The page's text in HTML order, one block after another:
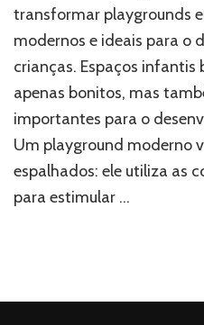
cores
na
grama
sintética
para
estimular
crianças?
transformar playgrounds
modernos e ideais para o
crianças. Espaços
apenas bonitos, mas
importantes para o
Um playground moderno
espalhados: ele utiliza as
para estimular …